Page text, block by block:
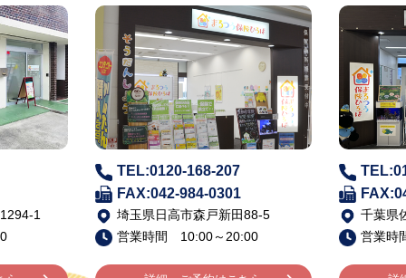
1
TEL:0120-168-207
FAX:042-984-0301
埼玉県日高市森戸新田88-5
営業時間 10:00～20:00
千葉県
営業時